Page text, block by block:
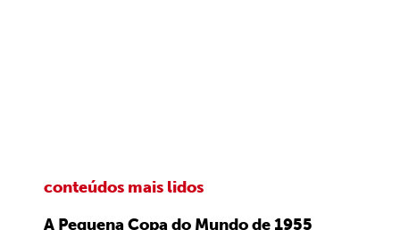
conteúdos mais lidos
A Pequena Copa do Mundo de 1955